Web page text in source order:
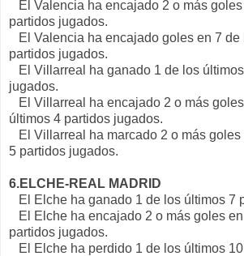
El Valencia ha encajado 2 o más
partidos jugados.
El Valencia ha encajado goles en 7 de
partidos jugados.
El Villarreal ha ganado 1 de los
jugados.
El Villarreal ha encajado 2 o más
últimos 4 partidos jugados.
El Villarreal ha marcado 2 o más
5 partidos jugados.
6.ELCHE-REAL MADRID
El Elche ha ganado 1 de los últimos 7
El Elche ha encajado 2 o más goles
partidos jugados.
El Elche ha perdido 1 de los últimos